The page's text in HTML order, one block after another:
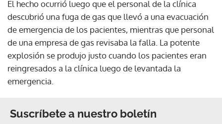
El hecho ocurrió luego que el personal de la clínica
descubrió una fuga de gas que llevó a una evacuación
de emergencia de los pacientes, mientras que personal
de una empresa de gas revisaba la falla. La potente
explosión se produjo justo cuando los pacientes eran
reingresados a la clínica luego de levantada la
emergencia.
Suscríbete a nuestro boletín